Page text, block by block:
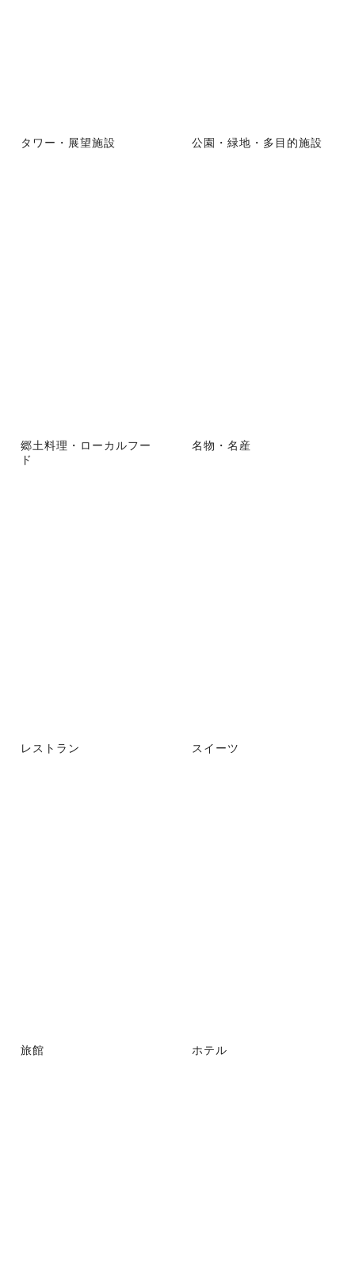
タワー・展望施設 公園・緑地・多目的施設
郷土料理・ローカルフー
ド
名物・名産
レストラン スイーツ
旅館 ホテル